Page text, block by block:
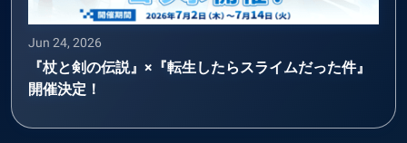
Jun 24, 2026
『杖と剣の伝説』×『転生したらスライムだった件』
開催決定！